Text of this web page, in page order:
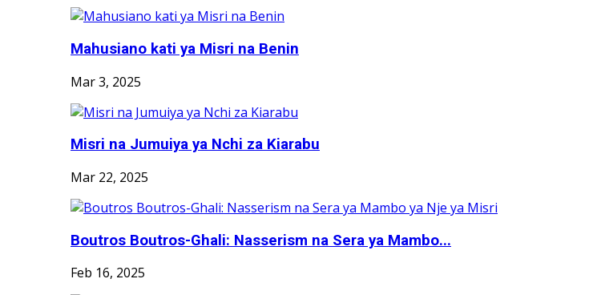
Mahusiano kati ya Misri na Benin
Mar 3, 2025
Misri na Jumuiya ya Nchi za Kiarabu
Mar 22, 2025
Boutros Boutros-Ghali: Nasserism na Sera ya Mambo...
Feb 16, 2025